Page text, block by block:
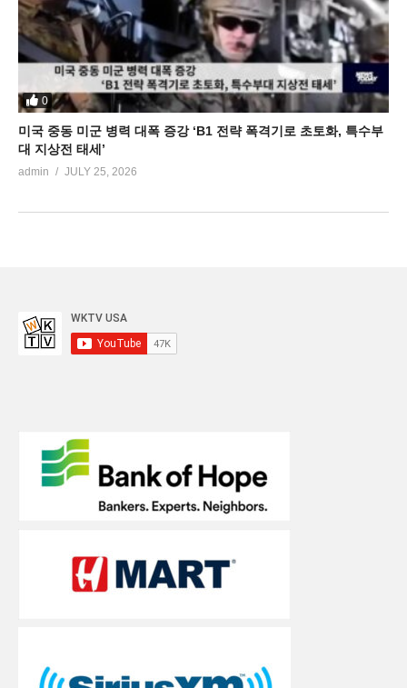
0
미국 중동 미군 병력 대폭 증강 ‘B1 전략 폭격기로 초토화, 특수부
대 지상전 태세’
admin JULY 25, 2026